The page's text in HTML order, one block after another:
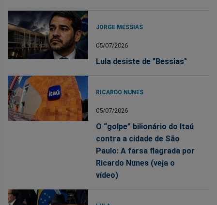
JORGE MESSIAS
05/07/2026
Lula desiste de "Bessias"
RICARDO NUNES
05/07/2026
O “golpe” bilionário do Itaú
contra a cidade de São
Paulo: A farsa flagrada por
Ricardo Nunes (veja o
vídeo)